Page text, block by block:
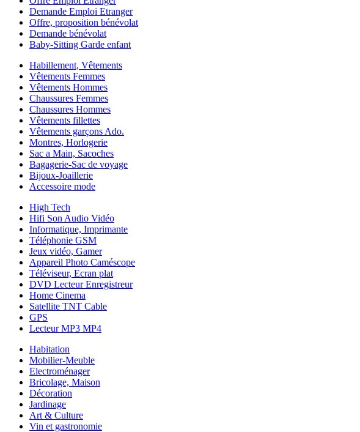
Demande Emploi Etranger
Offre, proposition bénévolat
Demande bénévolat
Baby-Sitting Garde enfant
Habillement, Vêtements
Vêtements Femmes
Vêtements Hommes
Chaussures Femmes
Chaussures Hommes
Vêtements fillettes
Vêtements garçons Ado.
Montres, Horlogerie
Sac a Main, Sacoches
Bagagerie-Sac de voyage
Bijoux-Joaillerie
Accessoire mode
High Tech
Hifi Son Audio Vidéo
Informatique, Imprimante
Téléphonie GSM
Jeux vidéo, Gamer
Appareil Photo Caméscope
Téléviseur, Ecran plat
DVD Lecteur Enregistreur
Home Cinema
Satellite TNT Cable
GPS
Lecteur MP3 MP4
Habitation
Mobilier-Meuble
Electroménager
Bricolage, Maison
Décoration
Jardinage
Art & Culture
Vin et gastronomie